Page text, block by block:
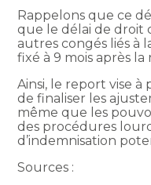
Rappelons que ce
que le délai de droit
autres congés liés à
fixé à 9 mois après la
Ainsi, le report vise à
de finaliser les
même que les
des procédures
d’indemnisation
Sources :